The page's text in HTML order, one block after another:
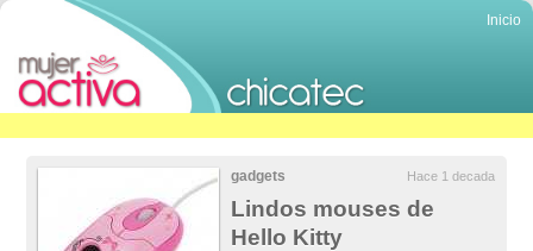
Inicio
gadgets Hace 1 decada
Lindos mouses de
Hello Kitty